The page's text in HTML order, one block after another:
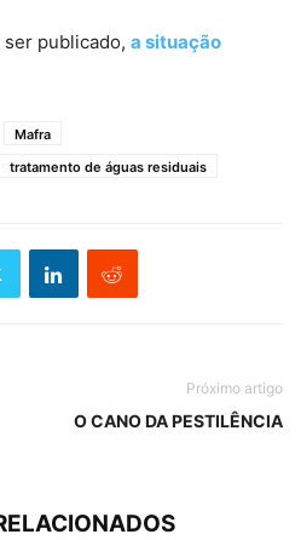
publicado, a situação
Mafra
tratamento de águas residuais
Próximo artigo
O CANO DA PESTILÊNCIA